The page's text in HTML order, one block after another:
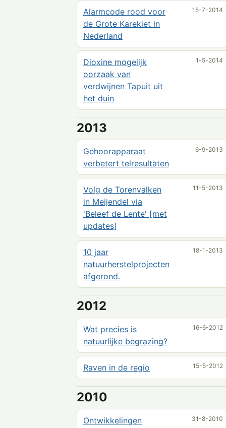
Alarmcode rood voor
de Grote Karekiet in
Nederland
15-7-2014
Dioxine mogelijk
oorzaak van
verdwijnen Tapuit uit
het duin
1-5-2014
2013
Gehoorapparaat
verbetert telresultaten
6-9-2013
Volg de Torenvalken
in Meijendel via
'Beleef de Lente' [met
updates]
11-5-2013
10 jaar
natuurherstelprojecten
afgerond.
18-1-2013
2012
Wat precies is
natuurlijke begrazing?
16-6-2012
Raven in de regio 15-5-2012
2010
Ontwikkelingen
31-8-2010